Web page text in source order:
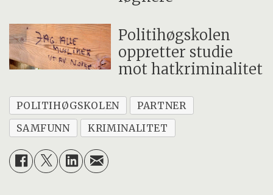
Politihøgskolen
oppretter studie
mot hatkriminalitet
POLITIHØGSKOLEN
PARTNER
SAMFUNN
KRIMINALITET